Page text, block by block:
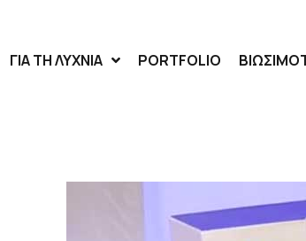
ΓΙΑ ΤΗ ΛΥΧΝΙΑ PORTFOLIO